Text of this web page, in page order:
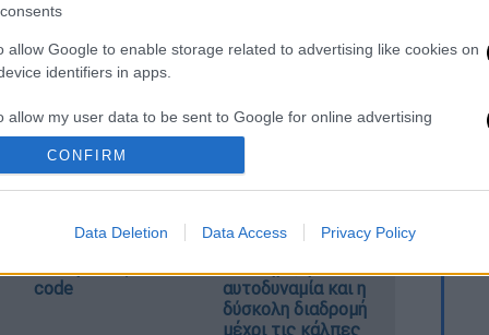
allow Google to enable storage related to advertising like cookies on
identifiers in apps.
allow my user data to be sent to Google for online advertising
allow Google to enable storage related to analytics like cookies on
allow Google to enable storage related to functionality of the website
CONFIRM
Data Deletion Data Access Privacy Policy
διακοπές πάνω στο κύμα με ένα κλικ στο
θα δείξει 40αρια
code
στο 2027 – Το
οικονομικό
αυτοδυναμία και η
δύσκολη διαδρομή
μέχρι τις κάλπες